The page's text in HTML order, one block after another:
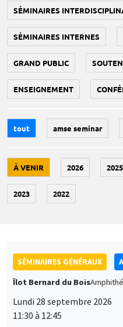
SÉMINAIRES
SÉMINAIRES INTERNES
GRAND PUBLIC
ENSEIGNEMENT
tout amse seminar
À VENIR 2026 2025
2023 2022
SÉMINAIRES GÉNÉRAUX
Îlot Bernard du Bois
Lundi 28 septembre 2026
11:30 à 12:45